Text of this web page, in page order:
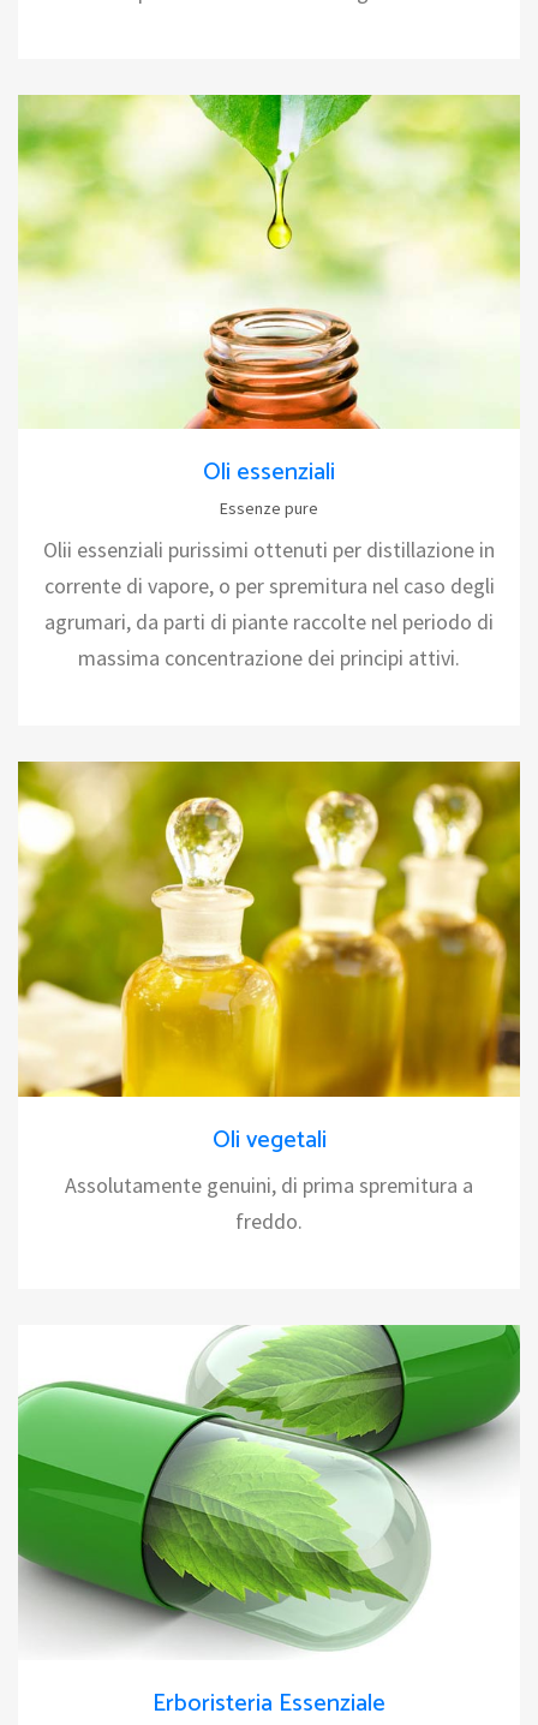
Oli essenziali
Essenze pure
Olii essenziali purissimi ottenuti per distillazione in
corrente di vapore, o per spremitura nel caso degli
agrumari, da parti di piante raccolte nel periodo di
massima concentrazione dei principi attivi.
Oli vegetali
Assolutamente genuini, di prima spremitura a
freddo.
Erboristeria Essenziale